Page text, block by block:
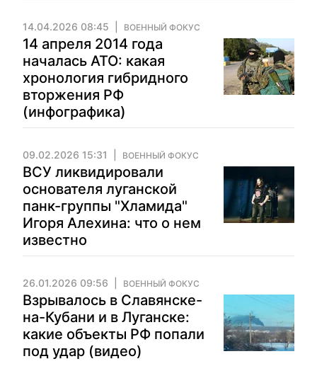
14.04.2026 08:45 ВОЕННЫЙ ФОКУС
14 апреля 2014 года
началась АТО: какая
хронология гибридного
вторжения РФ
(инфографика)
09.02.2026 15:31 ВОЕННЫЙ ФОКУС
ВСУ ликвидировали
основателя луганской
панк-группы "Хламида"
Игоря Алехина: что о нем
известно
26.01.2026 09:56 ВОЕННЫЙ ФОКУС
Взрывалось в Славянске-
на-Кубани и в Луганске:
какие объекты РФ попали
под удар (видео)